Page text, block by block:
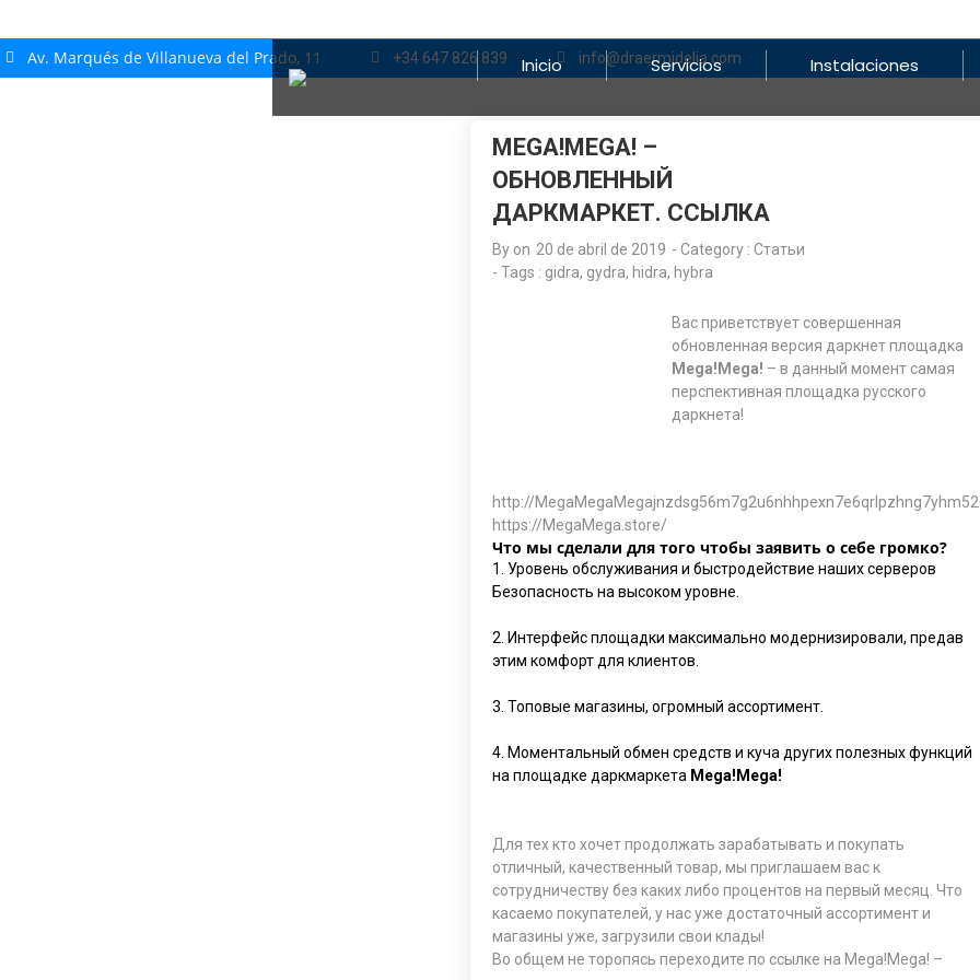
Av. Marqués de Villanueva del Prado, 11 +34 647 826 839 info@draermidelia.com
Inicio Servicios Instalaciones
MEGA!MEGA! –
ОБНОВЛЕННЫЙ
ДАРКМАРКЕТ. ССЫЛКА
By on 20 de abril de 2019 - Category :Статьи
- Tags : gidra, gydra, hidra, hybra
Вас приветствует совершенная
обновленная версия даркнет площадка
Mega!Mega! – в данный момент самая
перспективная площадка русского
даркнета!
http://
https://MegaMega.store/
Что мы сделали для того чтобы заявить о себе громко?
1. Уровень обслуживания и быстродействие наших серверов
Безопасность на высоком уровне.
2. Интерфейс площадки максимально модернизировали, предав
этим комфорт для клиентов.
3. Топовые магазины, огромный ассортимент.
4. Моментальный обмен средств и куча других полезных функций
на площадке даркмаркета Mega!Mega!
Для тех кто хочет продолжать зарабатывать и покупать
отличный, качественный товар, мы приглашаем вас к
сотрудничеству без каких либо процентов на первый месяц. Что
касаемо покупателей, у нас уже достаточный ассортимент и
магазины уже, загрузили свои клады!
Во общем не торопясь переходите по ссылке на Mega!Mega! –